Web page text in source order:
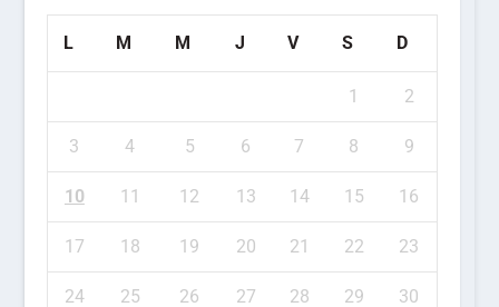
L M M J V S D
1 2
3 4 5 6 7 8 9
10 11 12 13 14 15 16
17 18 19 20 21 22 23
24 25 26 27 28 29 30